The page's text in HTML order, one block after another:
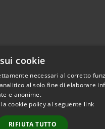
cookie
necessari al corretto
al solo fine di elaborare
e anonime.
cookie policy al seguente link
RIFIUTA TUTTO